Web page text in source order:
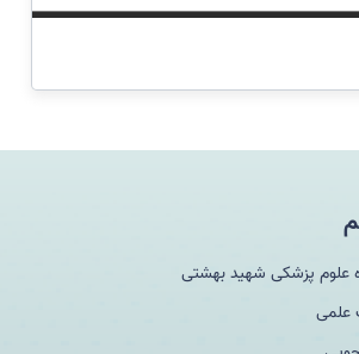
علوم پزشکی شهید بهشتی
علمی